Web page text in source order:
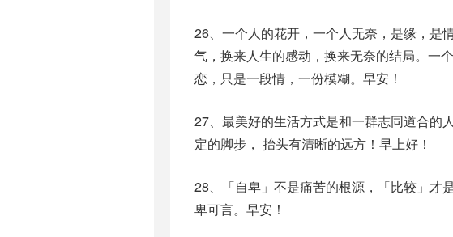
26、一个人的花开，一个人无奈，是缘，是
气，换来人生的感动，换来无奈的结局。一
恋，只是一段情，一份模糊。早安！
27、最美好的生活方式是和一群志同道合的
定的脚步， 抬头有清晰的远方！早上好！
28、「自卑」不是痛苦的根源，「比较」才
卑可言。早安！